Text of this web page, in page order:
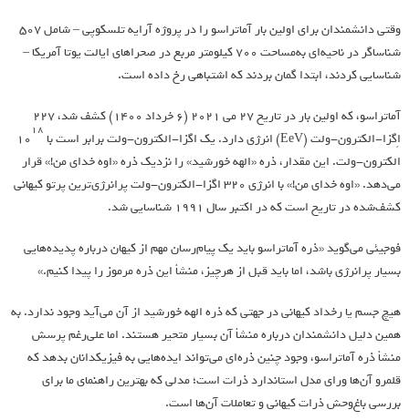
وقتی دانشمندان برای اولین بار آماتراسو را در پروژه آرایه تلسکوپی – شامل 507
شناساگر در ناحیه‌ای به‌مساحت 700 کیلومتر مربع در صحراهای ایالت یوتا آمریکا –
شناسایی کردند، ابتدا گمان بردند که اشتباهی رخ داده است.
آماتراسو، که اولین بار در تاریخ 27 می 2021 (6 خرداد 1400) کشف شد، 227
اِگزا-الکترون-ولت (EeV) انرژی دارد. یک اگزا-الکترون-ولت برابر است با 10
18
الکترون-ولت. این مقدار، ذره «الهه خورشید» را نزدیک ذره «اوه خدای من!» قرار
می‌دهد. «اوه خدای من!» با انرژی ۳۲۰ اگزا-الکترون-ولت پرانرژی‌ترین پرتو کیهانی
کشف‌شده در تاریخ است که در اکتبر سال ۱۹۹۱ شناسایی شد.
فوجیئی می‌گوید «ذره آماتراسو باید یک پیام‌رسان مهم از کیهان درباره پدیده‌هایی
بسیار پرانرژی باشد، اما باید قبل از هرچیز، منشأ این ذره مرموز را پیدا کنیم.»
هیچ جسم یا رخداد کیهانی در جهتی که ذره الهه خورشید از آن می‌آید وجود ندارد. به
همین دلیل دانشمندان درباره منشأ آن بسیار متحیر هستند. اما علی‌رغم پرسش
منشأ ذره آماتراسو، وجود چنین ذره‌ای می‌تواند ایده‌هایی به فیزیکدانان بدهد که
قلمرو آن‌ها ورای مدل استاندارد ذرات است؛ مدلی که بهترین راهنمای ما برای
بررسی باغ‌وحش ذرات کیهانی و تعاملات آن‌ها است.